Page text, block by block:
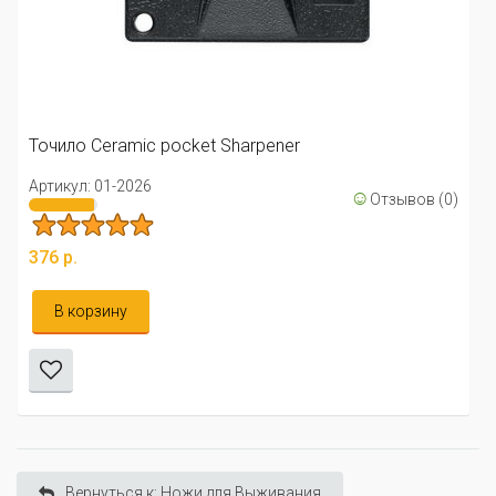
Точило Ceramic pocket Sharpener
Артикул: 01-2026 ☺ Отзывов (0)
376 р.
В корзину
Вернуться к: Ножи для Выживания